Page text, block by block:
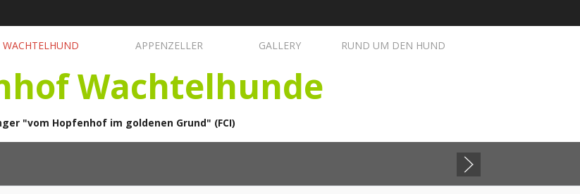
WACHTELHUND APPENZELLER GALLERY RUND UM DEN HUND
Wachtelhunde
"vom Hopfenhof im goldenen Grund" (FCI)